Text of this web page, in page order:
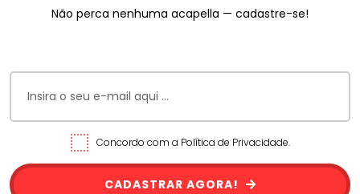
Não perca nenhuma acapella — cadastre-se!
Concordo com a Política de Privacidade.
CADASTRAR AGORA!